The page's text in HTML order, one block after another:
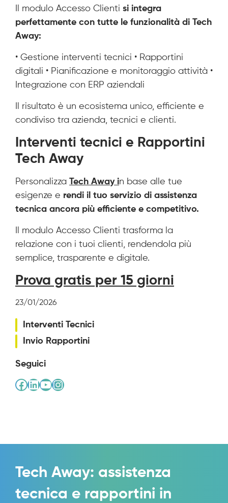
Il modulo Accesso Clienti si integra
perfettamente con tutte le funzionalità di Tech
Away:
• Gestione interventi tecnici • Rapportini
digitali • Pianificazione e monitoraggio attività •
Integrazione con ERP aziendali
Il risultato è un ecosistema unico, efficiente e
condiviso tra azienda, tecnici e clienti.
Interventi tecnici e Rapportini
Tech Away
Personalizza Tech Away in base alle tue
esigenze e rendi il tuo servizio di assistenza
tecnica ancora più efficiente e competitivo.
Il modulo Accesso Clienti trasforma la
relazione con i tuoi clienti, rendendola più
semplice, trasparente e digitale.
Prova gratis per 15 giorni
23/01/2026
Interventi Tecnici
Invio Rapportini
Seguici
Facebook
LinkedIn
YouTube
Instagram
Tech Away: assistenza
tecnica e rapportini in